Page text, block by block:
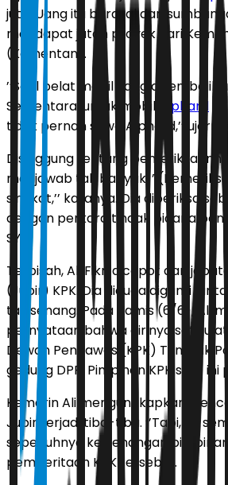
juta. Uang itu berasal dari
mendapat jatah proyek dari
(Kementan).
’’Soal pelat mobil yang
Sementara, untuk mobil
Alphard
tidak pernah sewa Alphard,’’
Disinggung tentang
menjawab tak banyak.
singkat,’’ katanya. Dia diperiksa
dengan perkara tindak pidana
SYL.
Terpisah, Ali Fikri dicopot dari
(Jubir) KPK. Dia diduga diganti
tak senang. Pada Kamis (6/6), Ali
pernyataan bahwa dirinya setuju
Dewan Pengawas (KPK) Tumpak
gedung DPR. Pimpinan KPK saat ini
Kemarin Ali mengungkapkan,
Jubir terjadi tiba-tiba. ’’Tapi, itu
sepenuhnya kewenangan
pemberitaan KPK tersebut.